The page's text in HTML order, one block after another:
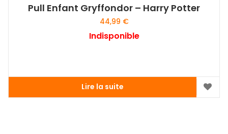
Pull Enfant Gryffondor – Harry Potter
44,99 €
Indisponible
Lire la suite